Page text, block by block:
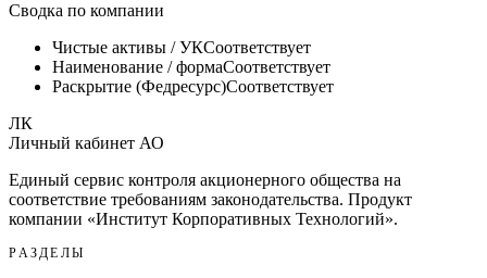
Сводка по компании
Чистые активы / УКСоответствует
Наименование / формаСоответствует
Раскрытие (Федресурс)Соответствует
ЛК
Личный кабинет АО
Единый сервис контроля акционерного общества на
соответствие требованиям законодательства. Продукт
компании «Институт Корпоративных Технологий».
РАЗДЕЛЫ